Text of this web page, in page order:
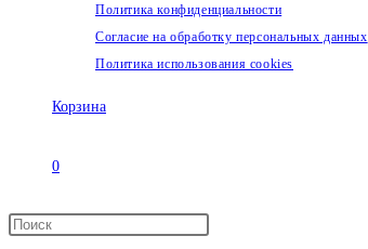
Политика конфиденциальности
Согласие на обработку персональных данных
Политика использования cookies
Корзина
0
Переключить